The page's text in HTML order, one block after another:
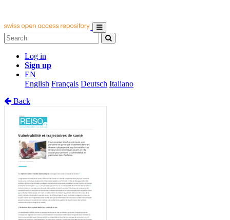
Log in
Sign up
EN
English Français Deutsch Italiano
Back